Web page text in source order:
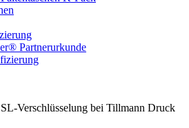
Partnerurkunde